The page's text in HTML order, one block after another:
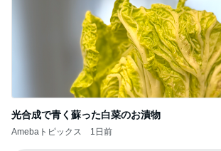
リフォームの金額を聞いた次女の友だち
22時間前
記事を読む